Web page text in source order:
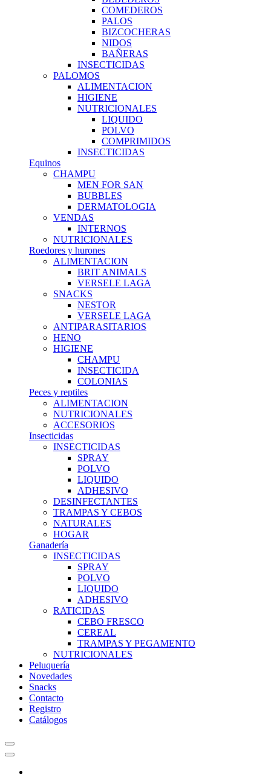
COMEDEROS
PALOS
BIZCOCHERAS
NIDOS
BAÑERAS
INSECTICIDAS
PALOMOS
ALIMENTACION
HIGIENE
NUTRICIONALES
LIQUIDO
POLVO
COMPRIMIDOS
INSECTICIDAS
Equinos
CHAMPU
MEN FOR SAN
BUBBLES
DERMATOLOGIA
VENDAS
INTERNOS
NUTRICIONALES
Roedores y hurones
ALIMENTACION
BRIT ANIMALS
VERSELE LAGA
SNACKS
NESTOR
VERSELE LAGA
ANTIPARASITARIOS
HENO
HIGIENE
CHAMPU
INSECTICIDA
COLONIAS
Peces y reptiles
ALIMENTACION
NUTRICIONALES
ACCESORIOS
Insecticidas
INSECTICIDAS
SPRAY
POLVO
LIQUIDO
ADHESIVO
DESINFECTANTES
TRAMPAS Y CEBOS
NATURALES
HOGAR
Ganadería
INSECTICIDAS
SPRAY
POLVO
LIQUIDO
ADHESIVO
RATICIDAS
CEBO FRESCO
CEREAL
TRAMPAS Y PEGAMENTO
NUTRICIONALES
Peluquería
Novedades
Snacks
Contacto
Registro
Catálogos